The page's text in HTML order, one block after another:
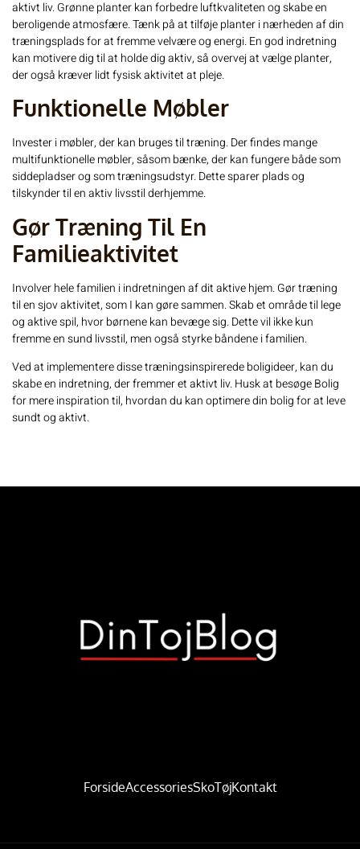
aktivt liv. Grønne planter kan forbedre luftkvaliteten og skabe en
beroligende atmosfære. Tænk på at tilføje planter i nærheden af din
træningsplads for at fremme velvære og energi. En god indretning
kan motivere dig til at holde dig aktiv, så overvej at vælge planter,
der også kræver lidt fysisk aktivitet at pleje.
Funktionelle Møbler
Invester i møbler, der kan bruges til træning. Der findes mange
multifunktionelle møbler, såsom bænke, der kan fungere både som
siddepladser og som træningsudstyr. Dette sparer plads og
tilskynder til en aktiv livsstil derhjemme.
Gør Træning Til En
Familieaktivitet
Involver hele familien i indretningen af dit aktive hjem. Gør træning
til en sjov aktivitet, som I kan gøre sammen. Skab et område til lege
og aktive spil, hvor børnene kan bevæge sig. Dette vil ikke kun
fremme en sund livsstil, men også styrke båndene i familien.
Ved at implementere disse træningsinspirerede boligideer, kan du
skabe en indretning, der fremmer et aktivt liv. Husk at besøgeBolig
for mere inspiration til, hvordan du kan optimere din bolig for at leve
sundt og aktivt.
ForsideAccessoriesSkoTøjKontakt